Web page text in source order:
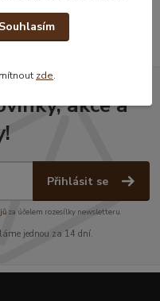
akce a
Přihlásit se
za účelem rozesílky newsletteru.
jednou za 14 dní.
Souhlasím
zde.